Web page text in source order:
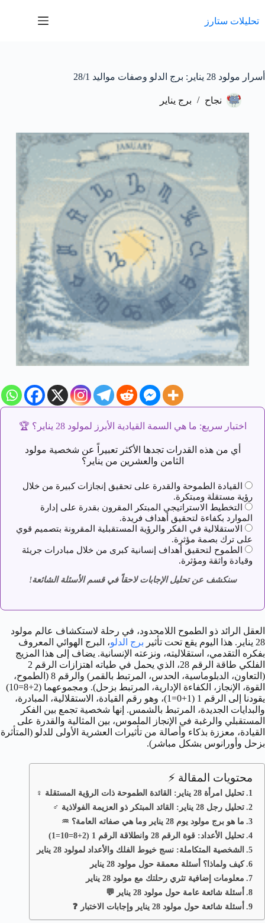
المحتوى
تحليلات ستارز
أسرار مولود 28 يناير: برج الدلو وصفات مواليد 28/1
نجاح برج يناير
اختبار سريع: ما هي السمة القيادية الأبرز لمولود 28 يناير؟ 🏆
أي من هذه القدرات تجدها الأكثر تعبيراً عن شخصية مولود
الثامن والعشرين من يناير؟
القيادة الطموحة والقدرة على تحقيق إنجازات كبيرة من خلال
رؤية مستقلة ومبتكرة.
التخطيط الاستراتيجي المبتكر المقرون بقدرة على إدارة
الموارد بكفاءة لتحقيق أهداف فريدة.
الاستقلالية في الفكر والرؤية المستقبلية المقرونة بتصميم قوي
على ترك بصمة مؤثرة.
الطموح لتحقيق أهداف إنسانية كبرى من خلال مبادرات جريئة
وقيادة واثقة ومؤثرة.
سنكشف عن تحليل الإجابات لاحقاً في قسم الأسئلة الشائعة!
العقل الرائد ذو الطموح اللامحدود، في رحلة لاستكشاف عالم مولود
28 يناير. هذا اليوم يقع تحت تأثير
برج الدلو، البرج الهوائي المعروف
بفكره التقدمي، استقلاليته، ونزعته الإنسانية. يضاف إلى هذا المزيج
الفلكي طاقة الرقم 28، الذي يحمل في طياته اهتزازات الرقم 2
(التعاون، الدبلوماسية، الحدس، المرتبط بالقمر) والرقم 8 (الطموح،
القوة، الإنجاز، الكفاءة الإدارية، المرتبط بزحل). ومجموعهما (2+8=10)
يقودنا إلى الرقم 1 (1+0=1)، وهو رقم القيادة، الاستقلالية، المبادرة،
والبدايات الجديدة، المرتبط بالشمس. إنها شخصية تجمع بين الفكر
المستقبلي والرغبة في الإنجاز الملموس، بين المثالية والقدرة على
القيادة، معززة بذكاء وأصالة من تأثيرات العشرية الأولى للدلو (المتأثرة
بزحل وأورانوس بشكل مباشر).
محتويات المقالة ⚡
تحليل امرأة 28 يناير: القائدة الطموحة ذات الرؤية المستقلة ♀️
تحليل رجل 28 يناير: القائد المبتكر ذو العزيمة الفولاذية ♂️
ما هو برج مولود يوم 28 يناير وما هي صفاته العامة؟ ♒️
تحليل الأعداد: قوة الرقم 28 وانطلاقة الرقم 1 (2+8=10=1)
الشخصية المتكاملة: نسج خيوط الفلك والأعداد لمولود 28 يناير
كيف ولماذا؟ أسئلة معمقة حول مولود 28 يناير
معلومات إضافية تثري رحلتك مع مولود 28 يناير
أسئلة شائعة عامة حول مولود 28 يناير 💬
أسئلة شائعة حول مولود 28 يناير وإجابات الاختبار ❓